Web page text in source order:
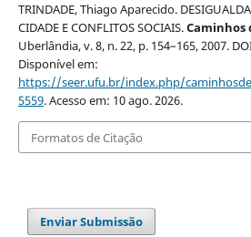
TRINDADE, Thiago Aparecido.
CIDADE E CONFLITOS SOCIAIS.Caminhos
Uberlândia, v. 8, n. 22, p. 154–165, 2007.
Disponível em:
https://seer.ufu.br/index.php/
5559. Acesso em: 10 ago. 2026.
Formatos de Citação
Enviar Submissão